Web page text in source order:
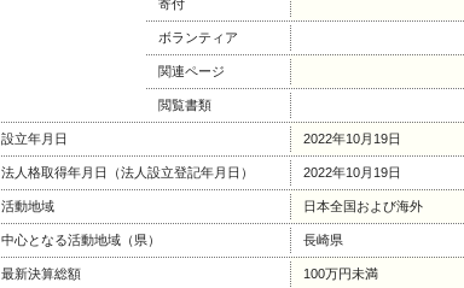
寄付
ボランティア
関連ページ
閲覧書類
設立年月日 2022年10月19日
法人格取得年月日（法人設立登記年月日） 2022年10月19日
活動地域 日本全国および海外
中心となる活動地域（県） 長崎県
最新決算総額 100万円未満